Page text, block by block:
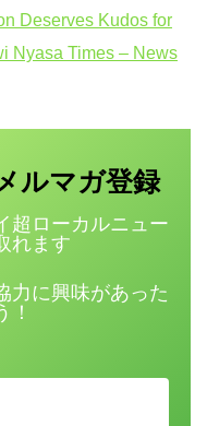
Deserves Kudos for
Nyasa Times – News
ルマガ登録
超ローカルニュー
れます
力に興味があった
！